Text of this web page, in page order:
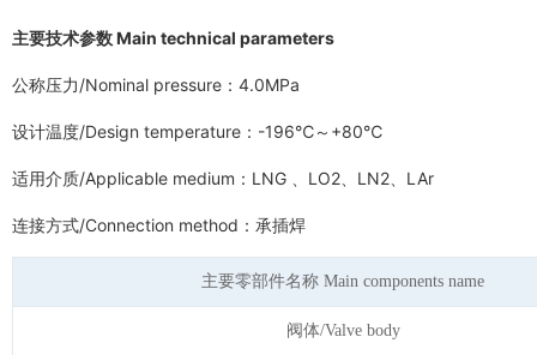
主要技术参数 Main technical parameters
公称压力/Nominal pressure：4.0MPa
设计温度/Design temperature：-196℃～+80℃
适用介质/Applicable medium：LNG 、LO2、LN2、LAr
连接方式/Connection method：承插焊
主要零部件名称 Main components name
阀体/Valve body